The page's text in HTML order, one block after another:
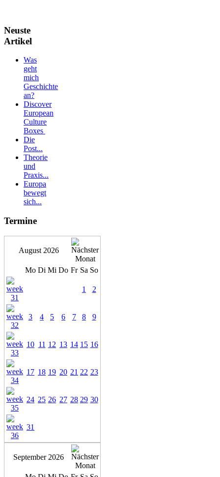
Neuste
Artikel
Was
geht
mich
Geschichte
an?
Discover
European
Culture
Boxes
Die
Post...
Theorie
und
Praxis...
Europa
bewegt
sich...
Termine
August 2026
Mo Di Mi Do Fr Sa So
1 2
3 4 5 6 7 8 9
10 11 12 13 14 15 16
17 18 19 20 21 22 23
24 25 26 27 28 29 30
31
September 2026